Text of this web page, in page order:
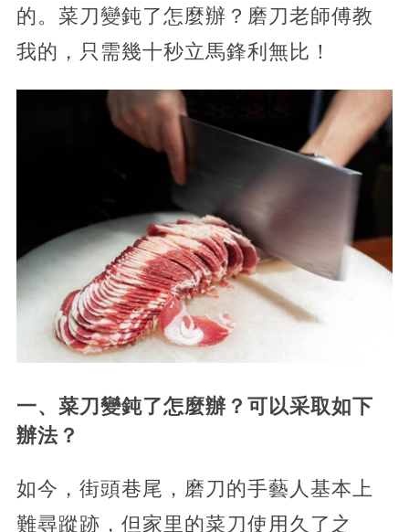
的。菜刀變鈍了怎麼辦？磨刀老師傅教
我的，只需幾十秒立馬鋒利無比！
一、菜刀變鈍了怎麼辦？可以采取如下
辦法？
如今，街頭巷尾，磨刀的手藝人基本上
難尋蹤跡，但家里的菜刀使用久了之